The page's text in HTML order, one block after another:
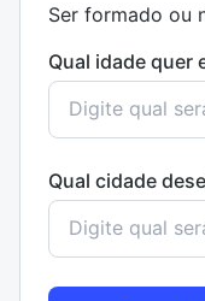
Ser formado ou
Qual idade quer
Qual cidade